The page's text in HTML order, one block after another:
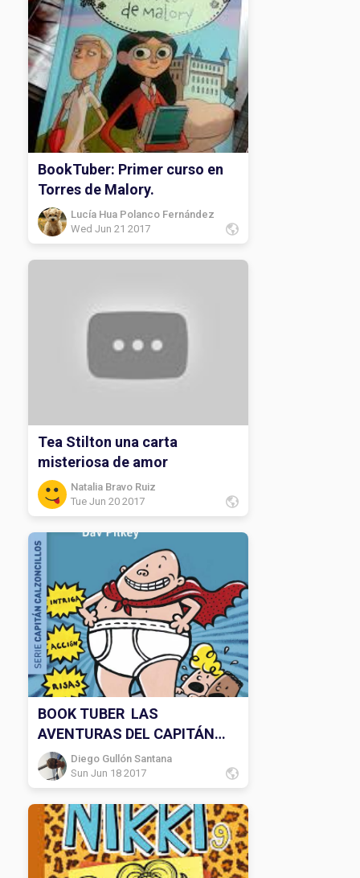
BookTuber: Primer curso en
Torres de Malory.
Lucía Hua Polanco Fernández
Wed Jun 21 2017
Tea Stilton una carta
misteriosa de amor
Natalia Bravo Ruiz
Tue Jun 20 2017
BOOK TUBER LAS
AVENTURAS DEL CAPITÁN
CALZONCILLOS
Diego Gullón Santana
Sun Jun 18 2017